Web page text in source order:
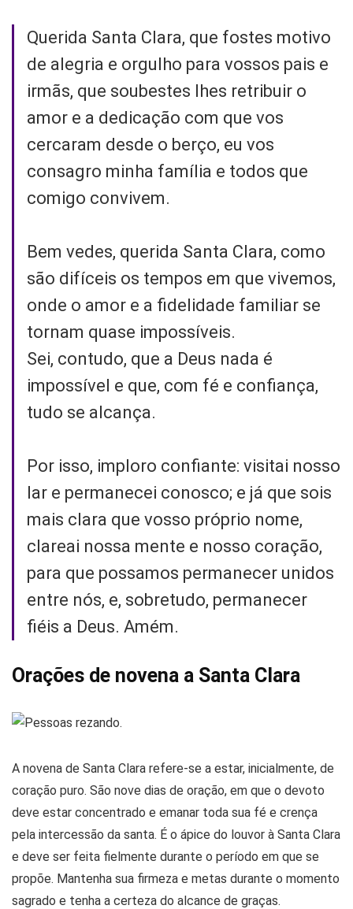
Querida Santa Clara, que fostes motivo
de alegria e orgulho para vossos pais e
irmãs, que soubestes lhes retribuir o
amor e a dedicação com que vos
cercaram desde o berço, eu vos
consagro minha família e todos que
comigo convivem.
Bem vedes, querida Santa Clara, como
são difíceis os tempos em que vivemos,
onde o amor e a fidelidade familiar se
tornam quase impossíveis.
Sei, contudo, que a Deus nada é
impossível e que, com fé e confiança,
tudo se alcança.
Por isso, imploro confiante: visitai nosso
lar e permanecei conosco; e já que sois
mais clara que vosso próprio nome,
clareai nossa mente e nosso coração,
para que possamos permanecer unidos
entre nós, e, sobretudo, permanecer
fiéis a Deus. Amém.
Orações de novena a Santa Clara
A novena de Santa Clara refere-se a estar, inicialmente, de
coração puro. São nove dias de oração, em que o devoto
deve estar concentrado e emanar toda sua fé e crença
pela intercessão da santa. É o ápice do louvor à Santa Clara
e deve ser feita fielmente durante o período em que se
propõe. Mantenha sua firmeza e metas durante o momento
sagrado e tenha a certeza do alcance de graças.